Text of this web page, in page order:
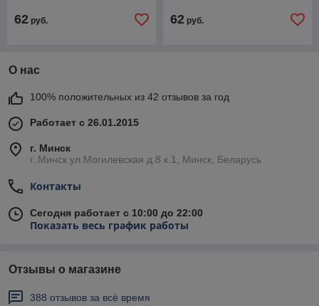
62 руб. 62 руб.
О нас
100% положительных из 42 отзывов за год
Работает с 26.01.2015
г. Минск
г..Минск ул.Могилевская д.8 к.1, Минск, Беларусь
Контакты
Сегодня работает с 10:00 до 22:00
Показать весь график работы
Отзывы о магазине
388 отзывов за всё время